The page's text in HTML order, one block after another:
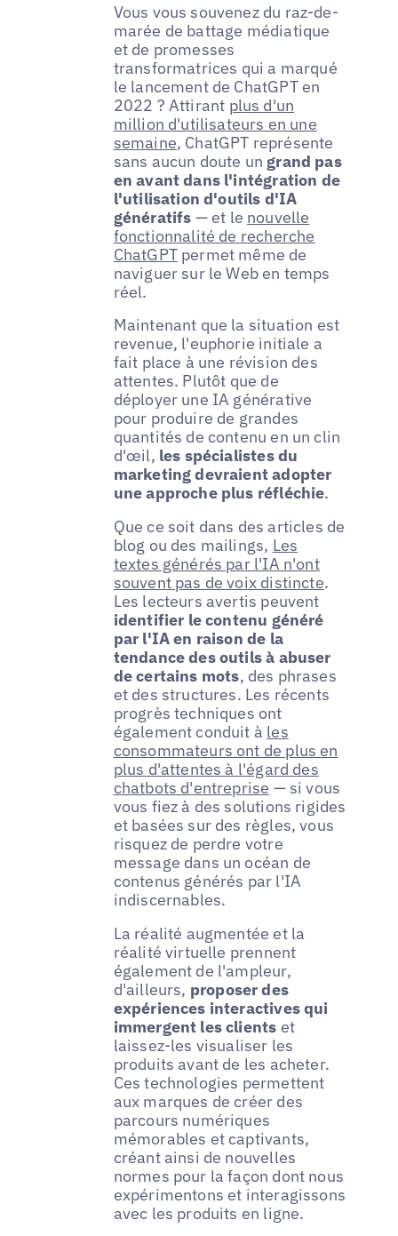
Vous vous souvenez du raz-de-
marée de battage médiatique
et de promesses
transformatrices qui a marqué
le lancement de ChatGPT en
2022 ? Attirant plus d'un
million d'utilisateurs en une
semaine, ChatGPT représente
sans aucun doute ungrand pas
en avant dans l'intégration de
l'utilisation d'outils d'IA
génératifs — et le nouvelle
fonctionnalité de recherche
ChatGPTpermet même de
naviguer sur le Web en temps
réel.
Maintenant que la situation est
revenue, l'euphorie initiale a
fait place à une révision des
attentes. Plutôt que de
déployer une IA générative
pour produire de grandes
quantités de contenu en un clin
d'œil, les spécialistes du
marketing devraient adopter
une approche plus réfléchie.
Que ce soit dans des articles de
blog ou des mailings, Les
textes générés par l'IA n'ont
souvent pas de voix distincte.
Les lecteurs avertis peuvent
identifier le contenu généré
par l'IA en raison de la
tendance des outils à abuser
de certains mots, des phrases
et des structures. Les récents
progrès techniques ont
également conduit à les
consommateurs ont de plus en
plus d'attentes à l'égard des
chatbots d'entreprise — si vous
vous fiez à des solutions rigides
et basées sur des règles, vous
risquez de perdre votre
message dans un océan de
contenus générés par l'IA
indiscernables.
La réalité augmentée et la
réalité virtuelle prennent
également de l'ampleur,
d'ailleurs, proposer des
expériences interactives qui
immergent les clients et
laissez-les visualiser les
produits avant de les acheter.
Ces technologies permettent
aux marques de créer des
parcours numériques
mémorables et captivants,
créant ainsi de nouvelles
normes pour la façon dont nous
expérimentons et interagissons
avec les produits en ligne.